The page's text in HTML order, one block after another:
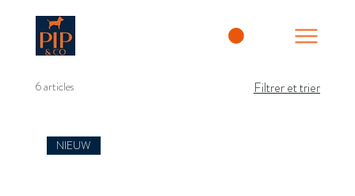
6 articles Filtrer et trier
NIEUW